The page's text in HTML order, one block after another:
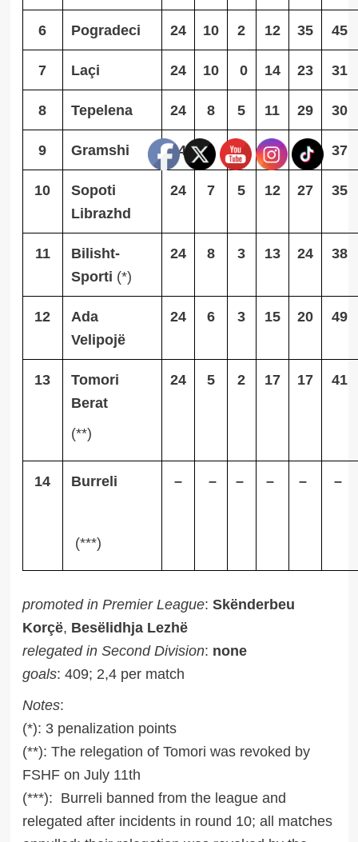
6 Pogradeci 24 10 2 12 35 45
7 Laçi 24 10 0 14 23 31
8 Tepelena 24 8 5 11 29 30
9 Gramshi 24 9 1 14 27 37
10
Sopoti
Librazhd
24 7 5 12 27 35
11
Bilisht-
Sporti (*)
24 8 3 13 24 38
12
Ada
Velipojë
24 6 3 15 20 49
13
Tomori
Berat
(**)
24 5 2 17 17 41
14 Burreli
(***)
– – – – – –
promoted in Premier League: Skënderbeu
Korçë, Besëlidhja Lezhë
relegated in Second Division: none
goals: 409; 2,4 per match
Notes:
(*): 3 penalization points
(**): The relegation of Tomori was revoked by
FSHF on July 11th
(***): Burreli banned from the league and
relegated after incidents in round 10; all matches